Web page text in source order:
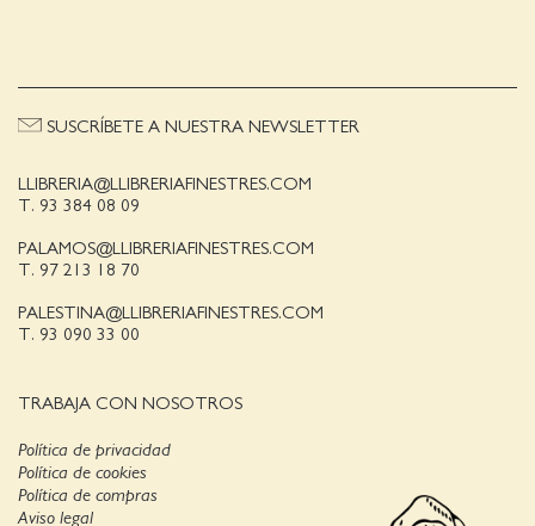
LLIBRERIA@LLIBRERIAFINESTRES.COM
T. 93 384 08 09
PALAMOS@LLIBRERIAFINESTRES.COM
T. 97 213 18 70
PALESTINA@LLIBRERIAFINESTRES.COM
T. 93 090 33 00
TRABAJA CON NOSOTROS
SUSCRÍBETE A NUESTRA NEWSLETTER
Política de privacidad
Política de cookies
Aviso legal
Política de compras